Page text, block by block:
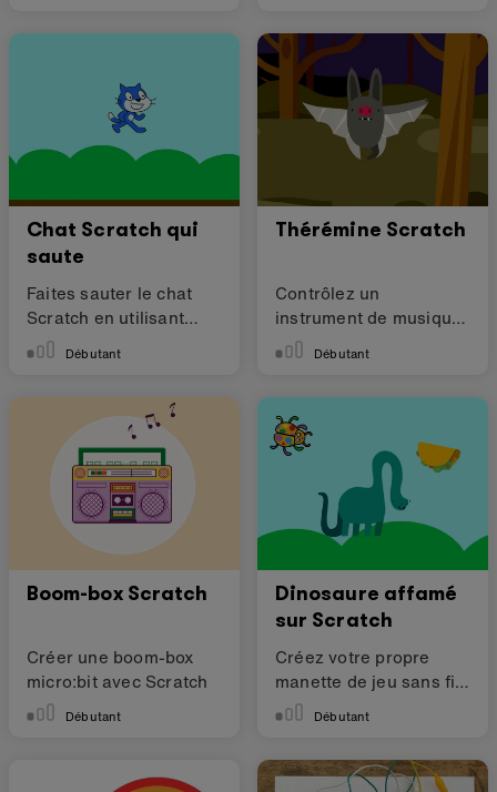
Chat Scratch qui
saute
Faites sauter le chat
Scratch en utilisant
votre micro:bit
Débutant
Thérémine Scratch
Contrôlez un
instrument de musique
mystérieux avec
Scratch
Débutant
Boom-box Scratch
Créer une boom-box
micro:bit avec Scratch
Débutant
Dinosaure affamé
sur Scratch
Créez votre propre
manette de jeu sans fil
pour Scratch
Débutant